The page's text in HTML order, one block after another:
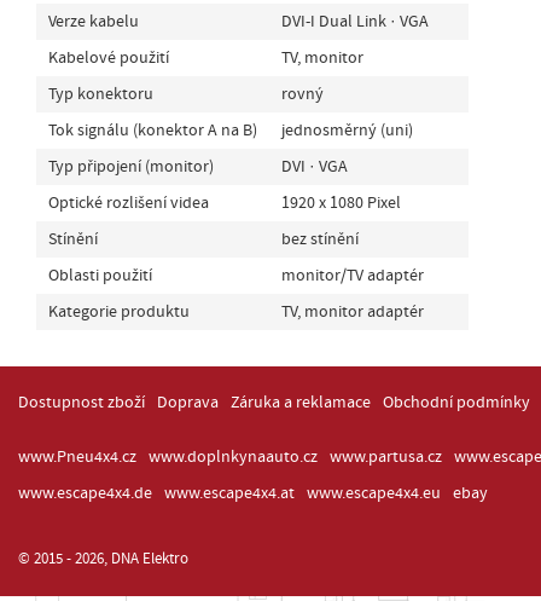
Verze kabelu
DVI-I Dual Link · VGA
Kabelové použití
TV, monitor
Typ konektoru
rovný
Tok signálu (konektor A na B)
jednosměrný (uni)
Typ připojení (monitor)
DVI · VGA
Optické rozlišení videa
1920 x 1080 Pixel
Stínění
bez stínění
Oblasti použití
monitor/TV adaptér
Kategorie produktu
TV, monitor adaptér
Dostupnost zboží Doprava Záruka a reklamace Obchodní podmínky
www.Pneu4x4.cz www.doplnkynaauto.cz www.partusa.cz
www.escape4x4.de
www.escape4x4.at www.escape4x4.eu ebay
© 2015 - 2026, DNA Elektro